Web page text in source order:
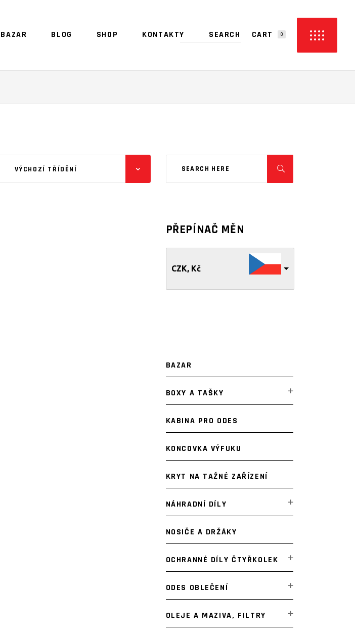
BAZAR BLOG SHOP KONTAKTY CART 0
NO PRODUCTS IN THE CART.
VÝCHOZÍ TŘÍDĚNÍ
PŘEPÍNAČ MĚN
CZK, Kč
BAZAR
BOXY A TAŠKY
KABINA PRO ODES
KONCOVKA VÝFUKU
KRYT NA TAŽNÉ ZAŘÍZENÍ
NÁHRADNÍ DÍLY
NOSIČE A DRŽÁKY
OCHRANNÉ DÍLY ČTYŘKOLEK
ODES OBLEČENÍ
OLEJE A MAZIVA, FILTRY